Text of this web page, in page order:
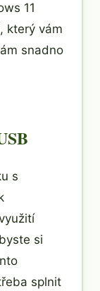
11
který vám
snadno
s
si
splnit